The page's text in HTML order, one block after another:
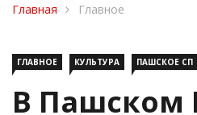
Главная Главное
ГЛАВНОЕ КУЛЬТУРА ПАШСКОЕ СП
В Пашском